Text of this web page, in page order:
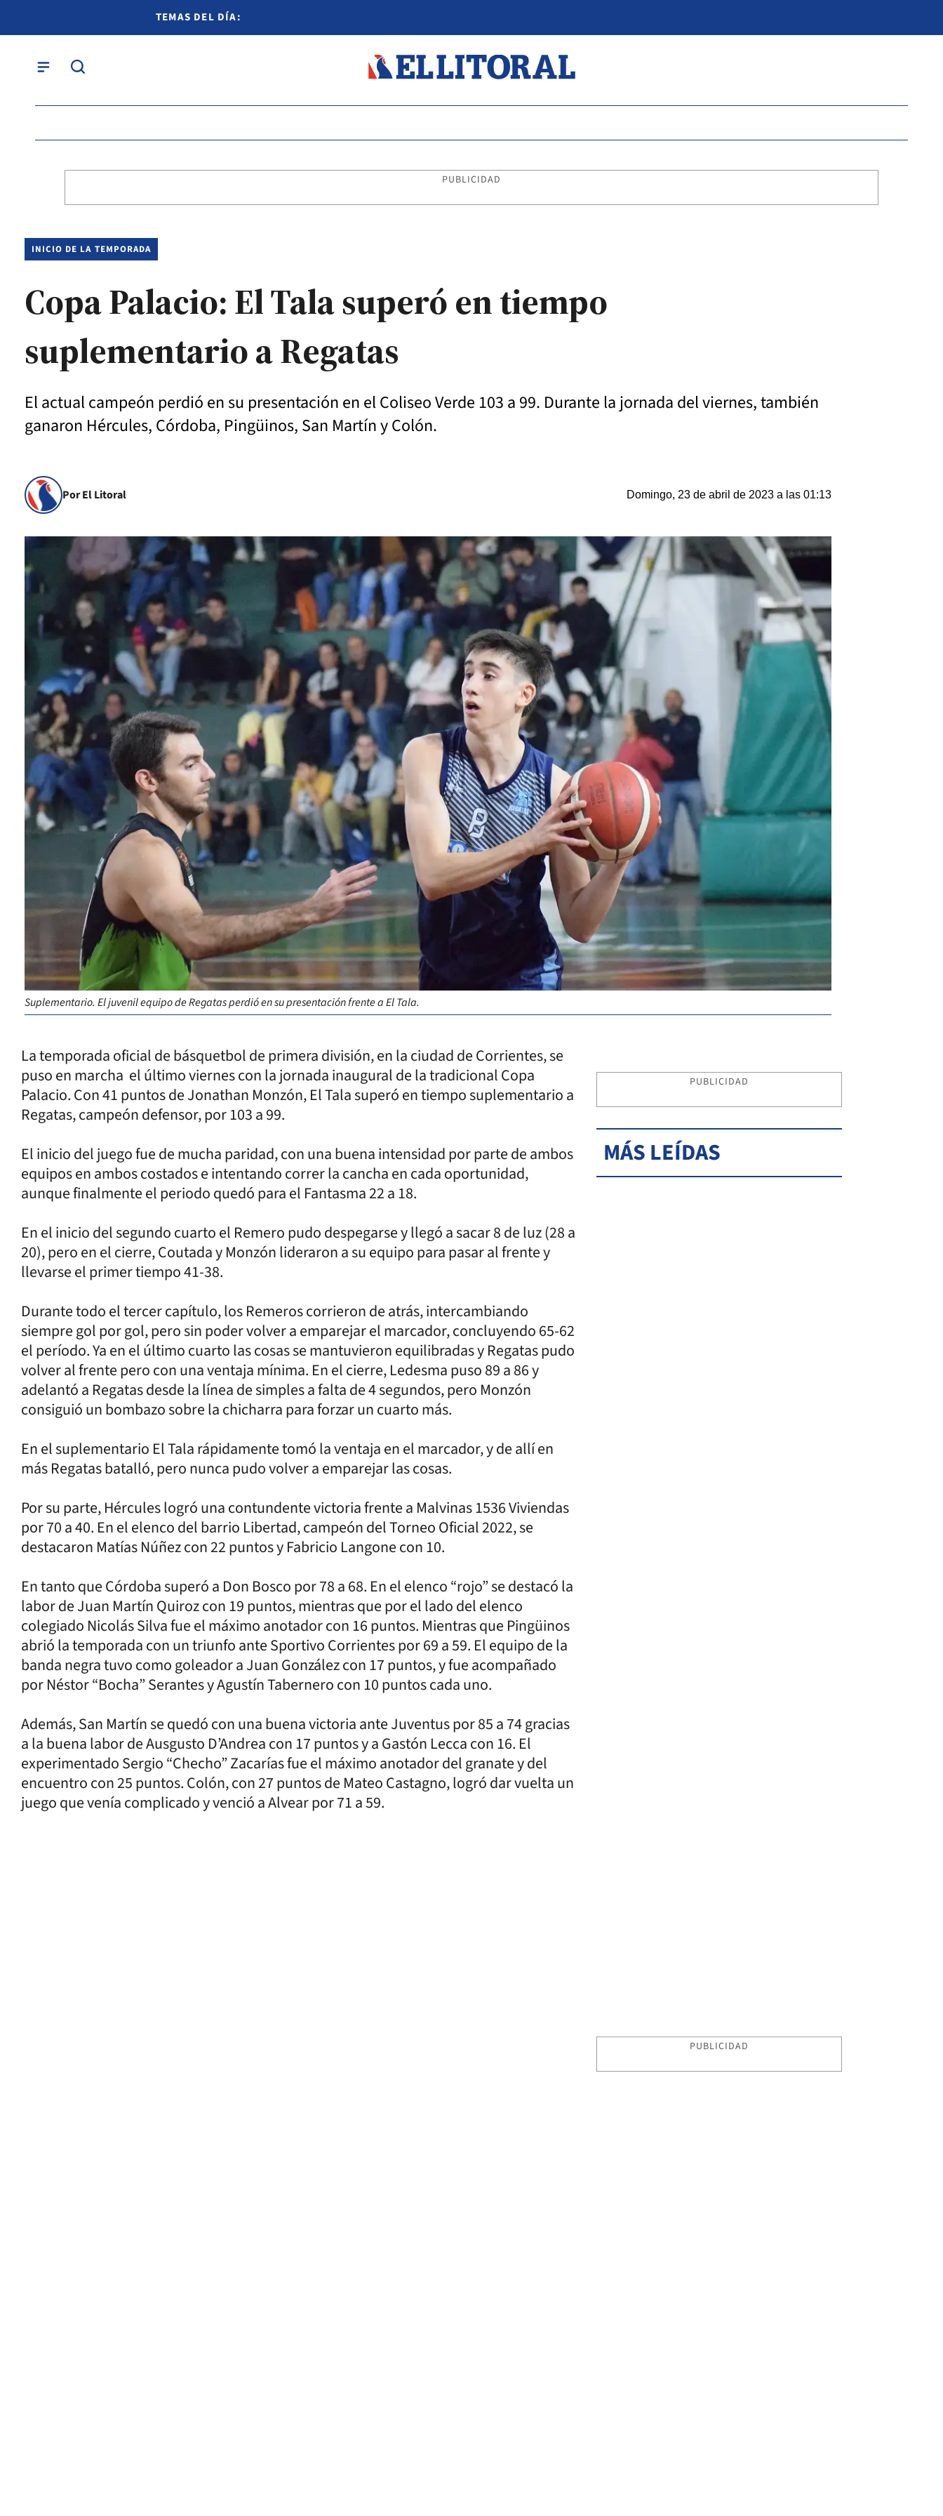
TEMAS DEL DÍA:
PUBLICIDAD
INICIO DE LA TEMPORADA
Copa Palacio: El Tala superó en tiempo
suplementario a Regatas
El actual campeón perdió en su presentación en el Coliseo Verde 103 a 99. Durante la jornada del viernes, también
ganaron Hércules, Córdoba, Pingüinos, San Martín y Colón.
Por El Litoral Domingo, 23 de abril de 2023 a las 01:13
Suplementario. El juvenil equipo de Regatas perdió en su presentación frente a El Tala.
La temporada oficial de básquetbol de primera división, en la ciudad de Corrientes, se
puso en marcha el último viernes con la jornada inaugural de la tradicional Copa
Palacio. Con 41 puntos de Jonathan Monzón, El Tala superó en tiempo suplementario a
Regatas, campeón defensor, por 103 a 99.
El inicio del juego fue de mucha paridad, con una buena intensidad por parte de ambos
equipos en ambos costados e intentando correr la cancha en cada oportunidad,
aunque finalmente el periodo quedó para el Fantasma 22 a 18.
En el inicio del segundo cuarto el Remero pudo despegarse y llegó a sacar 8 de luz (28 a
20), pero en el cierre, Coutada y Monzón lideraron a su equipo para pasar al frente y
llevarse el primer tiempo 41-38.
Durante todo el tercer capítulo, los Remeros corrieron de atrás, intercambiando
siempre gol por gol, pero sin poder volver a emparejar el marcador, concluyendo 65-62
el período. Ya en el último cuarto las cosas se mantuvieron equilibradas y Regatas pudo
volver al frente pero con una ventaja mínima. En el cierre, Ledesma puso 89 a 86 y
adelantó a Regatas desde la línea de simples a falta de 4 segundos, pero Monzón
consiguió un bombazo sobre la chicharra para forzar un cuarto más.
En el suplementario El Tala rápidamente tomó la ventaja en el marcador, y de allí en
más Regatas batalló, pero nunca pudo volver a emparejar las cosas.
Por su parte, Hércules logró una contundente victoria frente a Malvinas 1536 Viviendas
por 70 a 40. En el elenco del barrio Libertad, campeón del Torneo Oficial 2022, se
destacaron Matías Núñez con 22 puntos y Fabricio Langone con 10.
En tanto que Córdoba superó a Don Bosco por 78 a 68. En el elenco “rojo” se destacó la
labor de Juan Martín Quiroz con 19 puntos, mientras que por el lado del elenco
colegiado Nicolás Silva fue el máximo anotador con 16 puntos. Mientras que Pingüinos
abrió la temporada con un triunfo ante Sportivo Corrientes por 69 a 59. El equipo de la
banda negra tuvo como goleador a Juan González con 17 puntos, y fue acompañado
por Néstor “Bocha” Serantes y Agustín Tabernero con 10 puntos cada uno.
Además, San Martín se quedó con una buena victoria ante Juventus por 85 a 74 gracias
a la buena labor de Ausgusto D’Andrea con 17 puntos y a Gastón Lecca con 16. El
experimentado Sergio “Checho” Zacarías fue el máximo anotador del granate y del
encuentro con 25 puntos. Colón, con 27 puntos de Mateo Castagno, logró dar vuelta un
juego que venía complicado y venció a Alvear por 71 a 59.
PUBLICIDAD
MÁS LEÍDAS
PUBLICIDAD